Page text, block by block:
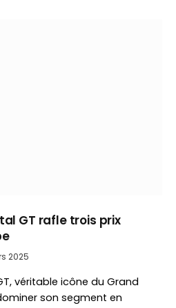
GT rafle trois prix
2025
véritable icône du Grand
son segment en